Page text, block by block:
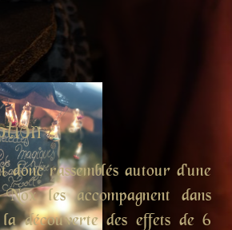
:
rassemblés autour d'une
les accompagnent dans
découverte des effets de 6